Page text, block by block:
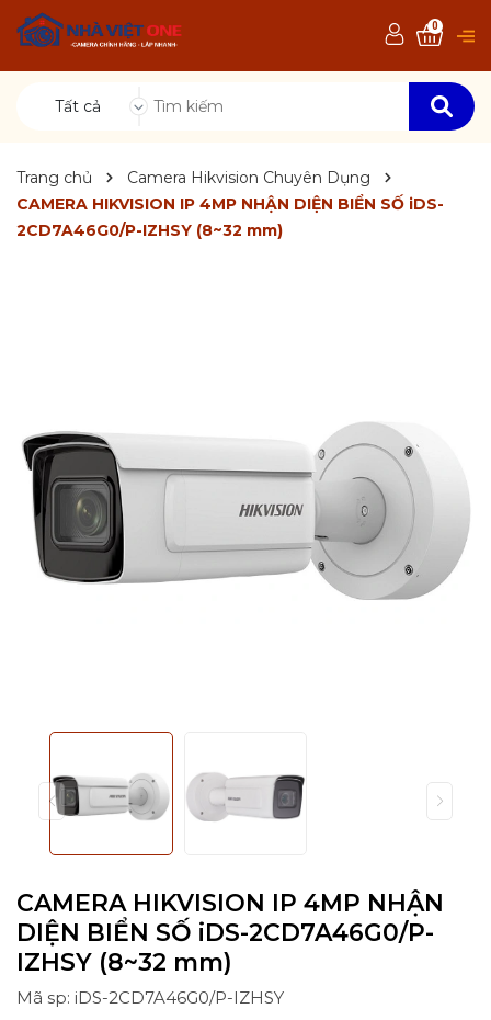
Tất cả
0
Trang chủ
Camera Hikvision Chuyên Dụng
CAMERA HIKVISION IP 4MP NHẬN DIỆN BIỂN SỐ iDS-
2CD7A46G0/P-IZHSY (8~32 mm)
CAMERA HIKVISION IP 4MP NHẬN
DIỆN BIỂN SỐ iDS-2CD7A46G0/P-
IZHSY (8~32 mm)
Mã sp: iDS-2CD7A46G0/P-IZHSY